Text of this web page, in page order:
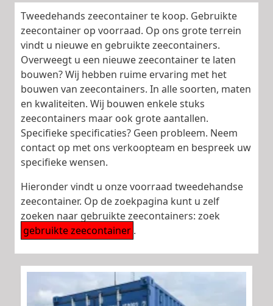
Tweedehands zeecontainer te koop. Gebruikte
zeecontainer op voorraad. Op ons grote terrein
vindt u nieuwe en gebruikte zeecontainers.
Overweegt u een nieuwe zeecontainer te laten
bouwen? Wij hebben ruime ervaring met het
bouwen van zeecontainers. In alle soorten, maten
en kwaliteiten. Wij bouwen enkele stuks
zeecontainers maar ook grote aantallen.
Specifieke specificaties? Geen probleem. Neem
contact op met ons verkoopteam en bespreek uw
specifieke wensen.
Hieronder vindt u onze voorraad tweedehandse
zeecontainer. Op de zoekpagina kunt u zelf
zoeken naar gebruikte zeecontainers: zoek
gebruikte zeecontainer .